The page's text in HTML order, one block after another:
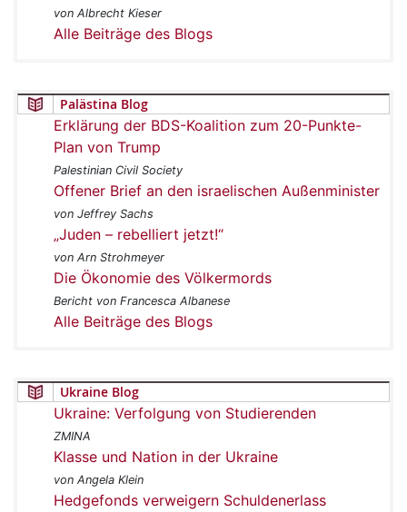
von Albrecht Kieser
Alle Beiträge des Blogs
Palästina Blog
Erklärung der BDS-Koalition zum 20-Punkte-
Plan von Trump
Palestinian Civil Society
Offener Brief an den israelischen Außenminister
von Jeffrey Sachs
„Juden – rebelliert jetzt!“
von Arn Strohmeyer
Die Ökonomie des Völkermords
Bericht von Francesca Albanese
Alle Beiträge des Blogs
Ukraine Blog
Ukraine: Verfolgung von Studierenden
ZMINA
Klasse und Nation in der Ukraine
von Angela Klein
Hedgefonds verweigern Schuldenerlass